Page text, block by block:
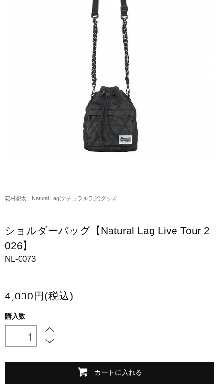
パーカー・スウェット・ブルゾン
キーホルダー・チャーム
アクリルスタンド・アクセサリー・帽子
缶バッジ・ステッカー
生活雑貨・菓子・ゲーム
和田颯｜Wagic Hour Worksグッズ
クリスマスアイテム
EC限定グッズ
会場限定グッズ
花村想太｜Natural Lag(ナチュラルラグ)グッズ
ショルダーバッグ【Natural Lag Live Tour 2
026】
NL-0073
4,000円(税込)
購入数
カートに入れる